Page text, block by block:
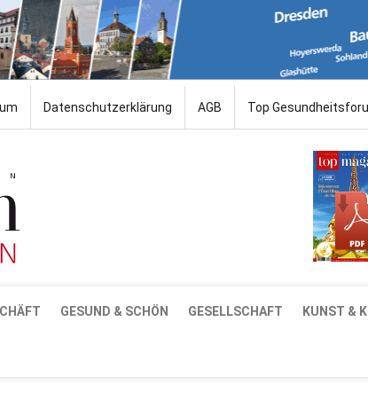
Datenschutzerklärung AGB Top
GESUND & SCHÖN GESELLSCHAFT KUNST &